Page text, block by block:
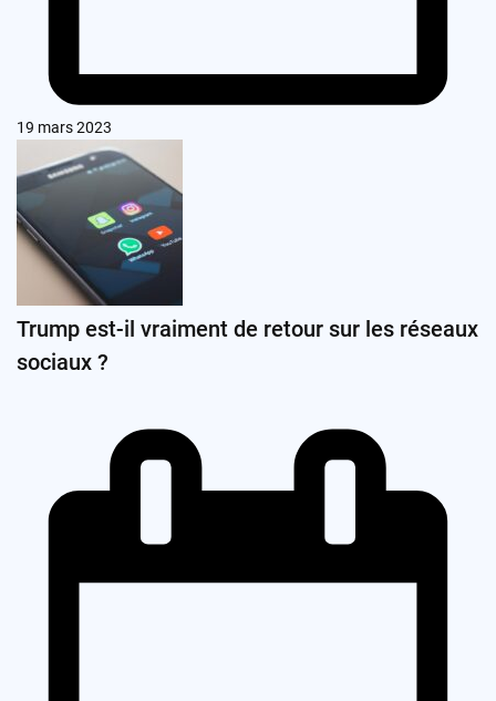
19 mars 2023
Trump est-il vraiment de retour sur les réseaux
sociaux ?